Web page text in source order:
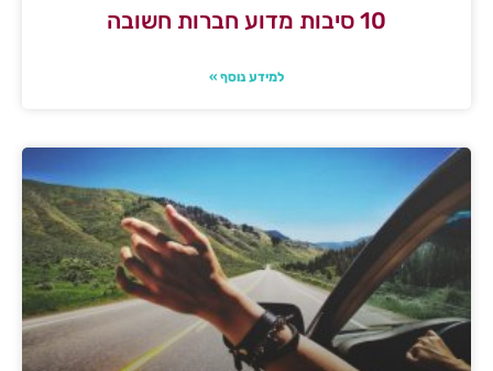
10 סיבות מדוע חברות חשובה
למידע נוסף »